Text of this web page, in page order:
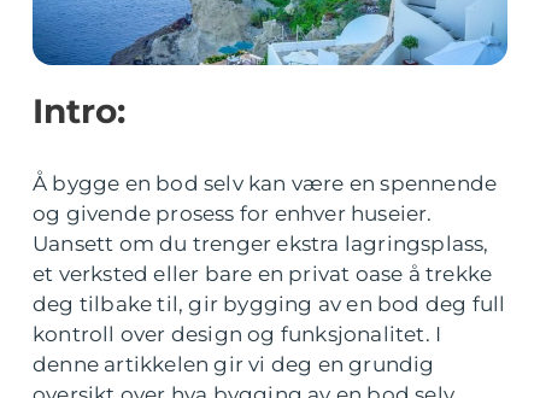
Intro:
Å bygge en bod selv kan være en spennende
og givende prosess for enhver huseier.
Uansett om du trenger ekstra lagringsplass,
et verksted eller bare en privat oase å trekke
deg tilbake til, gir bygging av en bod deg full
kontroll over design og funksjonalitet. I
denne artikkelen gir vi deg en grundig